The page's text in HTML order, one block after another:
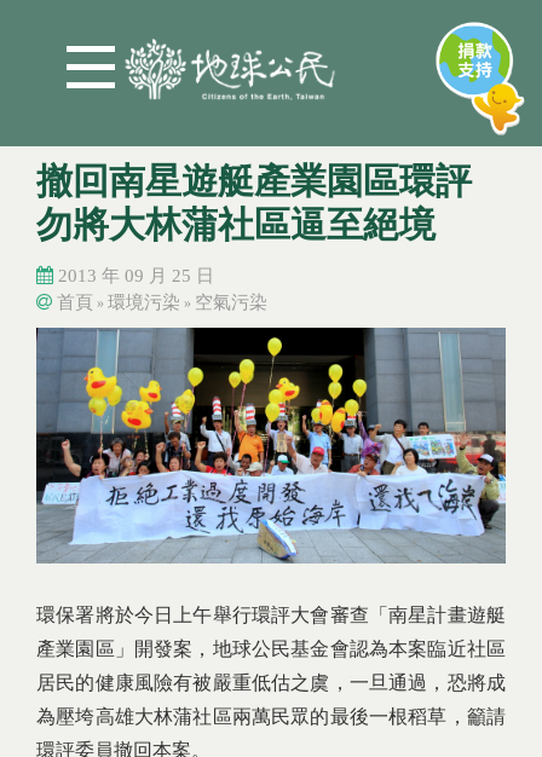
撤回南星遊艇產業園區環評
勿將大林蒲社區逼至絕境
2013 年 09 月 25 日
您在這裡
首頁 » 環境污染 » 空氣污染
您在這裡
環保署將於今日上午舉行環評大會審查「南星計畫遊艇
產業園區」開發案，地球公民基金會認為本案臨近社區
居民的健康風險有被嚴重低估之虞，一旦通過，恐將成
為壓垮高雄大林蒲社區兩萬民眾的最後一根稻草，籲請
環評委員撤回本案。